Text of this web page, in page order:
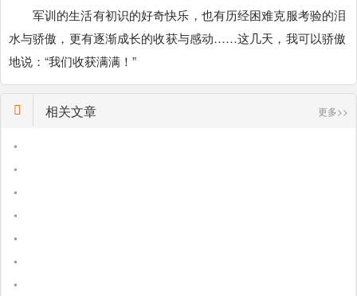
军训的生活有初识的好奇快乐，也有历经困难克服考验的泪
水与骄傲，更有逐渐成长的收获与感动……这几天，我可以骄傲
地说：“我们收获满满！”
相关文章 更多>>
•
•
•
•
•
•
•